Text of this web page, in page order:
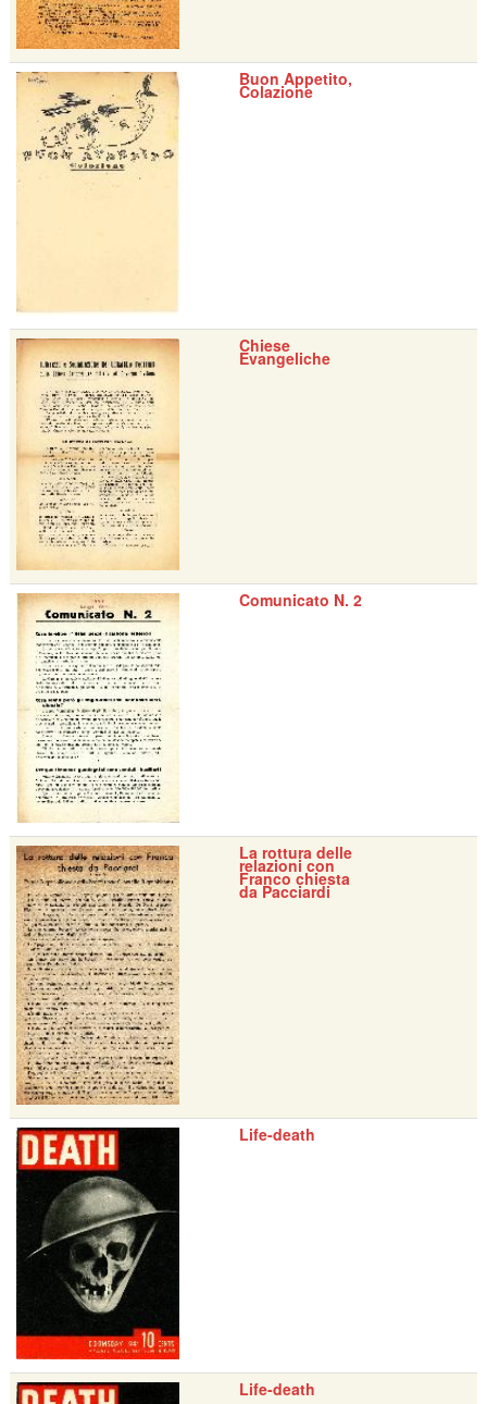
Buon Appetito,
Colazione
Chiese
Evangeliche
Comunicato N. 2
La rottura delle
relazioni con
Franco chiesta
da Pacciardi
Life-death
Life-death